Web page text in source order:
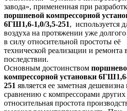
завода», примененная при
поршневой компрессорной
6ГШ1,6-1,0/3,5-251, используется
воздуха на протяжении уже
в силу относительной простоты её
технической реализации и ремонта
последствии.
Основным достоинством
компрессорной установки
251 является ее заметная дешевизна
сравнению с компрессорами других
относительная простота